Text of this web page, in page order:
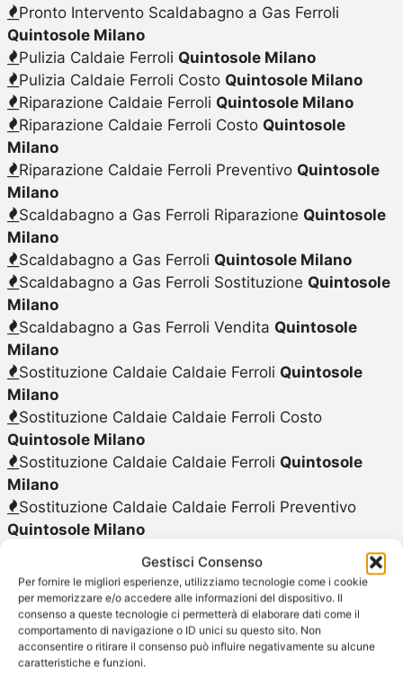
Gestisci Consenso
Per fornire le migliori esperienze, utilizziamo tecnologie come i cookie
per memorizzare e/o accedere alle informazioni del dispositivo. Il
consenso a queste tecnologie ci permetterà di elaborare dati come il
comportamento di navigazione o ID unici su questo sito. Non
acconsentire o ritirare il consenso può influire negativamente su alcune
caratteristiche e funzioni.
Pronto Intervento Scaldabagno a Gas Ferroli
Quintosole Milano
Pulizia Caldaie Ferroli Quintosole Milano
Pulizia Caldaie Ferroli Costo Quintosole Milano
Riparazione Caldaie Ferroli Quintosole Milano
Riparazione Caldaie Ferroli Costo Quintosole
Milano
Riparazione Caldaie Ferroli Preventivo Quintosole
Milano
Scaldabagno a Gas Ferroli Riparazione Quintosole
Milano
Scaldabagno a Gas Ferroli Quintosole Milano
Scaldabagno a Gas Ferroli Sostituzione Quintosole
Milano
Scaldabagno a Gas Ferroli Vendita Quintosole
Milano
Sostituzione Caldaie Caldaie Ferroli Quintosole
Milano
Sostituzione Caldaie Caldaie Ferroli Costo
Quintosole Milano
Sostituzione Caldaie Caldaie Ferroli Quintosole
Milano
Sostituzione Caldaie Caldaie Ferroli Preventivo
Quintosole Milano
Quintosole Milano
Sostituzione Caldaie Caldaie Ferroli Prezzo
Quintosole Milano
Sostituzione Caldaie FerroliQuintosole Milano
Sostituzione Scalda Acqua Elettrico Ferroli